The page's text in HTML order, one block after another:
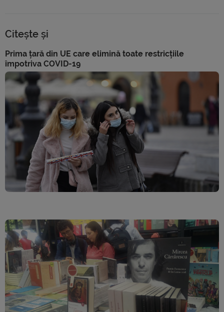
Citește și
Prima țară din UE care elimină toate restricțiile
împotriva COVID-19